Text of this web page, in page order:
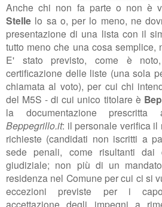
Anche chi non fa parte o non è
Stelle lo sa o, per lo meno, ne
presentazione di una lista con il
tutto meno che una cosa semplice,
E' stato previsto, come è
certificazione delle liste (una sola
chiamata al voto), per cui chi
del M5S - di cui unico titolare è
la documentazione
Beppegrillo.it: il personale verifica
richieste (candidati non iscritti a
sede penali, come risultanti dai
giudiziale; non più di un
residenza nel Comune per cui ci si
eccezioni previste per i
accettazione degli impegni a